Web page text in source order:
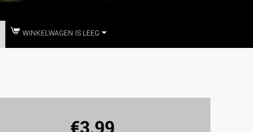
WINKELWAGEN IS LEEG
€3,99